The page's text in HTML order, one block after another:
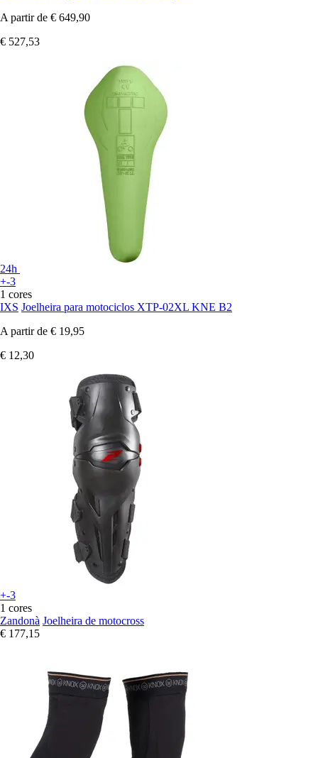
A partir de € 649,90
€ 527,53
24h
+-3
1 cores
IXS Joelheira para motociclos XTP-02XL KNE B2
A partir de € 19,95
€ 12,30
+-3
1 cores
Zandonà Joelheira de motocross
€ 177,15